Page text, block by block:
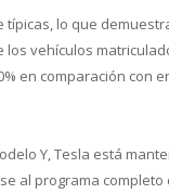
lo que
vehículos
en comparación con
Y, Tesla está
al programa